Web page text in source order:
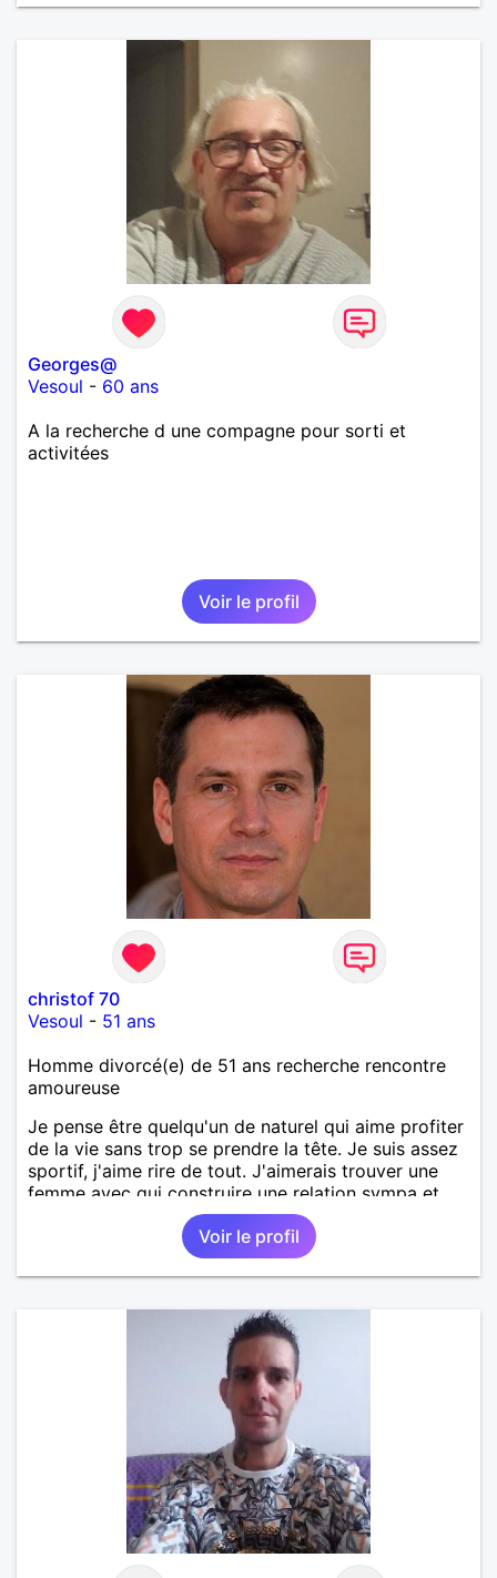
Georges@
Vesoul - 60 ans
A la recherche d une compagne pour sorti et
activitées
Voir le profil
christof 70
Vesoul - 51 ans
Homme divorcé(e) de 51 ans recherche rencontre
amoureuse
Je pense être quelqu'un de naturel qui aime profiter
de la vie sans trop se prendre la tête. Je suis assez
sportif, j'aime rire de tout. J'aimerais trouver une
femme avec qui construire une relation sympa et
Voir le profil